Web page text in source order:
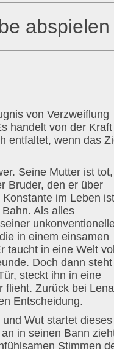
abspielen
von Verzweiflung
handelt von der Kraft
entfaltet, wenn das
Seine Mutter ist tot,
Bruder, den er über
im Leben
Als alles
in einem einsamen
taucht in eine Welt
Doch dann steht
steckt ihn in eine
flieht. Zurück bei
Entscheidung.
Wut startet dieses
in seinen Bann
Stimmen